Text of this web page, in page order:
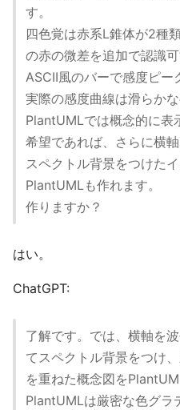
す。
四色覚は赤系L錐体が2種
の赤の微差を追加で認識可
ASCII風のバーで感度ピー
実際の感度曲線は滑らか
PlantUMLでは概念的に表
希望であれば、さらに横
スペクトル背景をつけた
PlantUMLも作れます。
作りますか？
はい。
ChatGPT:
了解です。では、横軸を
てスペクトル背景をつけ
を重ねた概念図を
PlantUMLは厳密な色グラ